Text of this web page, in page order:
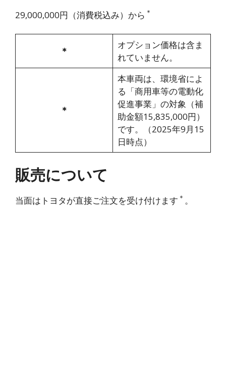
29,000,000円（消費税込み）から ＊
＊
オプション価格は含ま
れていません。
＊
本車両は、環境省によ
る「商用車等の電動化
促進事業」の対象（補
助金額15,835,000円）
です。（2025年9月15
日時点）
販売について
当面はトヨタが直接ご注文を受け付けます ＊ 。